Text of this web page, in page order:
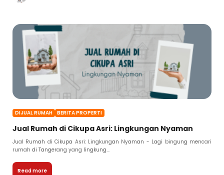
DIJUAL RUMAH BERITA PROPERTI
Jual Rumah di Cikupa Asri: Lingkungan Nyaman
Jual Rumah di Cikupa Asri: Lingkungan Nyaman - Lagi bingung mencari
rumah di Tangerang yang lingkung...
Read more